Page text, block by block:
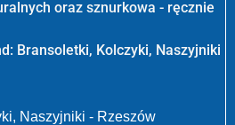
oraz sznurkowa - ręcznie
Bransoletki, Kolczyki, Naszyjniki
Naszyjniki - Rzeszów